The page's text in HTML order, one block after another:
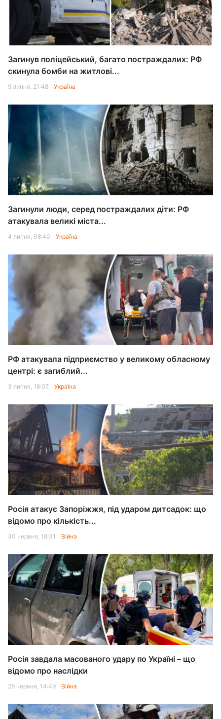
Загинув поліцейський, багато постраждалих: РФ
скинула бомби на житлові...
5 липня, 21:48 Україна
Загинули люди, серед постраждалих діти: РФ
атакувала великі міста...
4 липня, 08:40 Україна
РФ атакувала підприємство у великому обласному
центрі: є загиблий...
3 липня, 18:07 Україна
Росія атакує Запоріжжя, під ударом дитсадок: що
відомо про кількість...
30 червня, 18:31 Війна
Росія завдала масованого удару по Україні – що
відомо про наслідки
29 червня, 14:49 Війна